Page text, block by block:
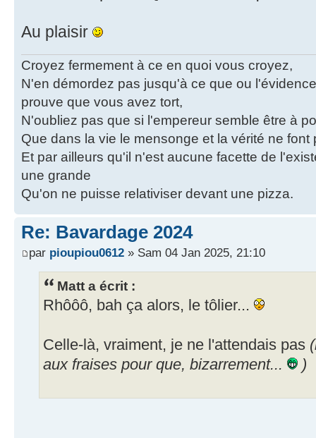
Au plaisir
Croyez fermement à ce en quoi vous croyez,
N'en démordez pas jusqu'à ce que ou
prouve que vous avez tort,
N'oubliez pas que si l'empereur semble être à
Que dans la vie le mensonge et la vérité ne font
Et par ailleurs qu'il n'est aucune facette de
une grande
Qu'on ne puisse relativiser devant une pizza.
Re: Bavardage 2024
par pioupiou0612 » Sam 04 Jan 2025, 21:10
Matt a écrit :
Rhôôô, bah ça alors, le tôlier...
Celle-là, vraiment, je ne l'attendais pas
aux fraises pour que, bizarrement...
)